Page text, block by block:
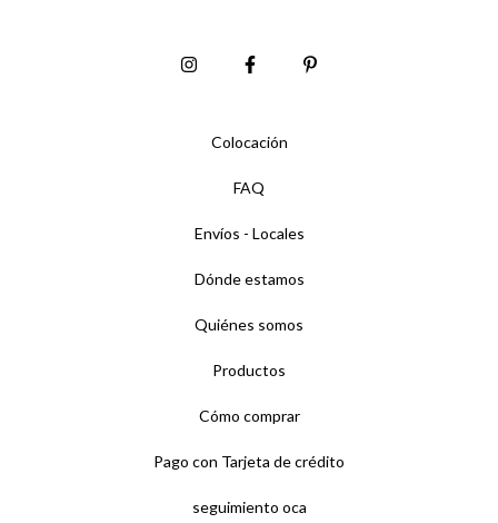
Colocación
FAQ
Envíos - Locales
Dónde estamos
Quiénes somos
Productos
Cómo comprar
Pago con Tarjeta de crédito
seguimiento oca